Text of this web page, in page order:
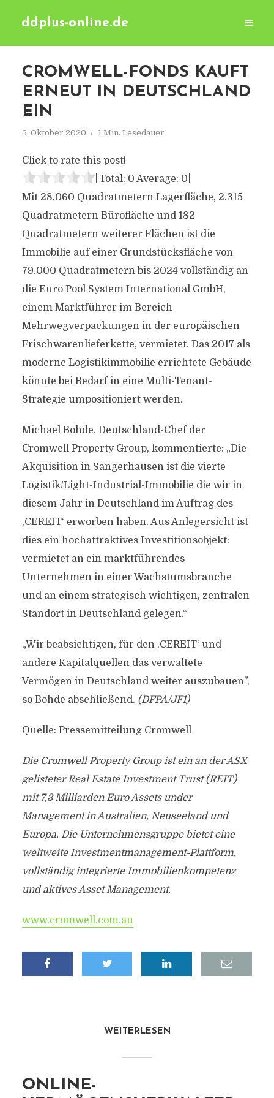
ddplus-online.de
CROMWELL-FONDS KAUFT
ERNEUT IN DEUTSCHLAND
EIN
5. Oktober 2020 1 Min. Lesedauer
Click to rate this post!
[Total: 0 Average: 0]
Mit 28.060 Quadratmetern Lagerfläche, 2.315
Quadratmetern Bürofläche und 182
Quadratmetern weiterer Flächen ist die
Immobilie auf einer Grundstücksfläche von
79.000 Quadratmetern bis 2024 vollständig an
die Euro Pool System International GmbH,
einem Marktführer im Bereich
Mehrwegverpackungen in der europäischen
Frischwarenlieferkette, vermietet. Das 2017 als
moderne Logistikimmobilie errichtete Gebäude
könnte bei Bedarf in eine Multi-Tenant-
Strategie umpositioniert werden.
Michael Bohde, Deutschland-Chef der
Cromwell Property Group, kommentierte: „Die
Akquisition in Sangerhausen ist die vierte
Logistik/Light-Industrial-Immobilie die wir in
diesem Jahr in Deutschland im Auftrag des
,CEREIT‘ erworben haben. Aus Anlegersicht ist
dies ein hochattraktives Investitionsobjekt:
vermietet an ein marktführendes
Unternehmen in einer Wachstumsbranche
und an einem strategisch wichtigen, zentralen
Standort in Deutschland gelegen.“
„Wir beabsichtigen, für den ,CEREIT‘ und
andere Kapitalquellen das verwaltete
Vermögen in Deutschland weiter auszubauen”,
so Bohde abschließend. (DFPA/JF1)
Quelle: Pressemitteilung Cromwell
Die Cromwell Property Group ist ein an der ASX
gelisteter Real Estate Investment Trust (REIT)
mit 7,3 Milliarden Euro Assets under
Management in Australien, Neuseeland und
Europa. Die Unternehmensgruppe bietet eine
weltweite Investmentmanagement-Plattform,
vollständig integrierte Immobilienkompetenz
und aktives Asset Management.
www.cromwell.com.au
WEITERLESEN
ONLINE-